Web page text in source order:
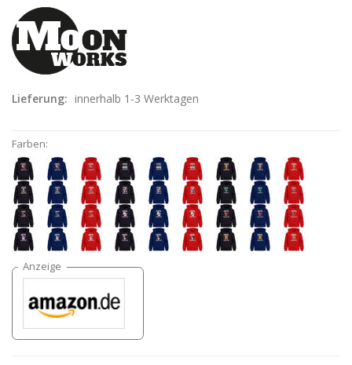
Lieferung: innerhalb 1-3 Werktagen
Farben: